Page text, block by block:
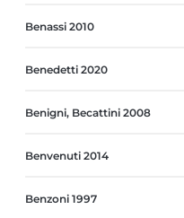
Benassi 2010
Benedetti 2020
Benigni, Becattini 2008
Benvenuti 2014
Benzoni 1997